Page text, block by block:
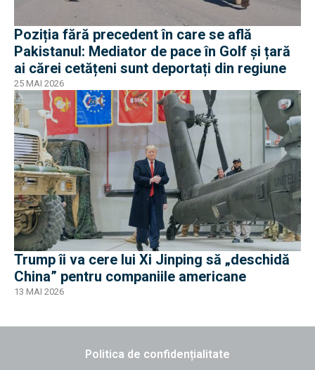
Poziția fără precedent în care se află
Pakistanul: Mediator de pace în Golf și țară
ai cărei cetățeni sunt deportați din regiune
25 MAI 2026
Trump îi va cere lui Xi Jinping să „deschidă
China” pentru companiile americane
13 MAI 2026
Politica de confidențialitate